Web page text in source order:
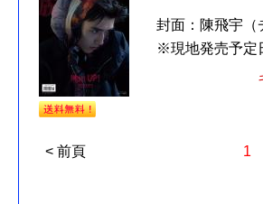
封面：陳飛宇（
※現地発売予定
< 前頁 1